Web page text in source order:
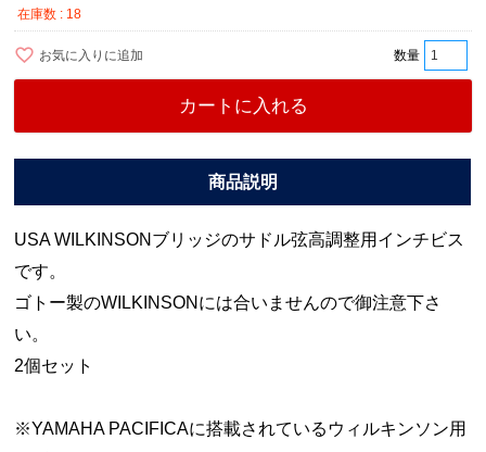
在庫数
18
お気に入りに追加
カートに入れる
USA WILKINSONブリッジのサドル弦高調整用インチビス
です。
ゴトー製のWILKINSONには合いませんので御注意下さ
い。
2個セット
※YAMAHA PACIFICAに搭載されているウィルキンソン用